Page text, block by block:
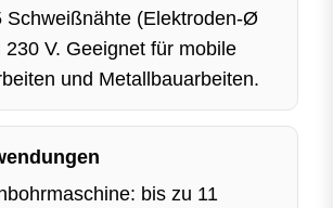
Schweißnähte (Elektroden-Ø
V. Geeignet für mobile
und Metallbauarbeiten.
bis zu 11